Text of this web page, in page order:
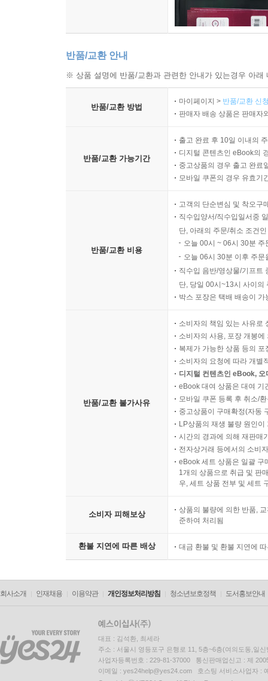
반품/교환 안내
※ 상품 설명에 반품/교환과 관련한 안내가 있는경우 아
반품/교환 방법
마이페이지 > 반품/교환 신
판매자 배송 상품은 판매자
반품/교환 가능기간
출고 완료 후 10일 이내의
디지털 콘텐츠인 eBook의
중고상품의 경우 출고 완료
모바일 쿠폰의 경우 유효기
반품/교환 비용
고객의 단순변심 및 착오구
직수입양서/직수입일서중
단, 아래의 주문/취소 조건
오늘 00시 ~ 06시 30분
오늘 06시 30분 이후 주
직수입 음반/영상물/기프트
단, 당일 00시~13시 사이의
박스 포장은 택배 배송이
반품/교환 불가사유
소비자의 책임 있는 사유로
소비자의 사용, 포장 개봉
복제가 가능한 상품 등의
소비자의 요청에 따라 개별
디지털 컨텐츠인 eBook,
eBook 대여 상품은 대여 기
모바일 쿠폰 등록 후 취소/
중고상품이 구매확정(자동
LP상품의 재생 불량 원인
시간의 경과에 의해 재판매
전자상거래 등에서의 소비
eBook 세트 상품은 일괄 구
1개의 상품으로 취급 및 판
우, 세트 상품 전부 및 세트
소비자 피해보상
상품의 불량에 의한 반품,
준하여 처리됨
환불 지연에 따른 배상 대금 환불 및 환불 지연에
회사소개 인재채용 이용약관 개인정보처리방침 청소년보호정책 도서홍보안내
대표 : 김석환, 최세라
주소 : 서울시 영등포구 은행로 11, 5층~6층(여의도동,일신
사업자등록번호 : 229-81-37000 통신판매업신고 : 제
이메일 : yes24help@yes24.com 호스팅 서비스사업자 :